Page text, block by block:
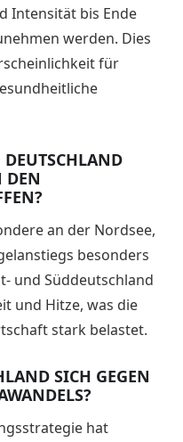
Intensität bis Ende
werden. Dies
für
DEN
an der Nordsee,
besonders
und Süddeutschland
und Hitze, was die
stark belastet.
SICH GEGEN
hat